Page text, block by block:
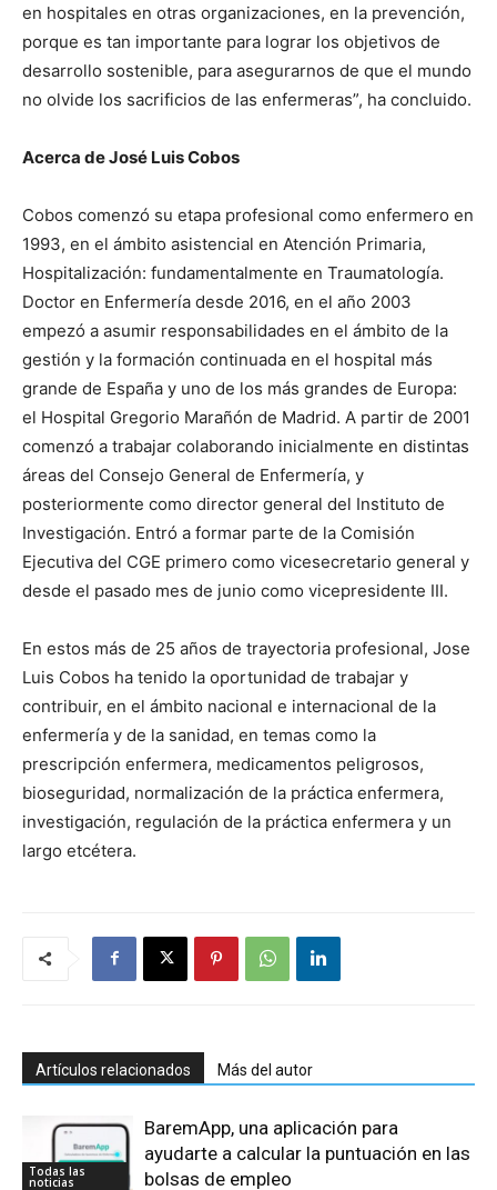
en hospitales en otras organizaciones, en la prevención,
porque es tan importante para lograr los objetivos de
desarrollo sostenible, para asegurarnos de que el mundo
no olvide los sacrificios de las enfermeras”, ha concluido.
Acerca de José Luis Cobos
Cobos comenzó su etapa profesional como enfermero en
1993, en el ámbito asistencial en Atención Primaria,
Hospitalización: fundamentalmente en Traumatología.
Doctor en Enfermería desde 2016, en el año 2003
empezó a asumir responsabilidades en el ámbito de la
gestión y la formación continuada en el hospital más
grande de España y uno de los más grandes de Europa:
el Hospital Gregorio Marañón de Madrid. A partir de 2001
comenzó a trabajar colaborando inicialmente en distintas
áreas del Consejo General de Enfermería, y
posteriormente como director general del Instituto de
Investigación. Entró a formar parte de la Comisión
Ejecutiva del CGE primero como vicesecretario general y
desde el pasado mes de junio como vicepresidente III.
En estos más de 25 años de trayectoria profesional, Jose
Luis Cobos ha tenido la oportunidad de trabajar y
contribuir, en el ámbito nacional e internacional de la
enfermería y de la sanidad, en temas como la
prescripción enfermera, medicamentos peligrosos,
bioseguridad, normalización de la práctica enfermera,
investigación, regulación de la práctica enfermera y un
largo etcétera.
Artículos relacionados Más del autor
Todas las
noticias
BaremApp, una aplicación para
ayudarte a calcular la puntuación en las
bolsas de empleo